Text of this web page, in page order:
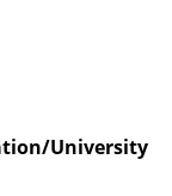
University